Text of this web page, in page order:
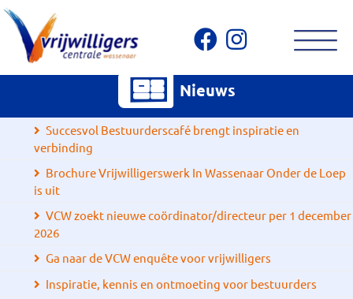
Nieuws
Succesvol Bestuurderscafé brengt inspiratie en
verbinding
Brochure Vrijwilligerswerk In Wassenaar Onder de Loep
is uit
VCW zoekt nieuwe coördinator/directeur per 1 december
2026
Ga naar de VCW enquête voor vrijwilligers
Inspiratie, kennis en ontmoeting voor bestuurders